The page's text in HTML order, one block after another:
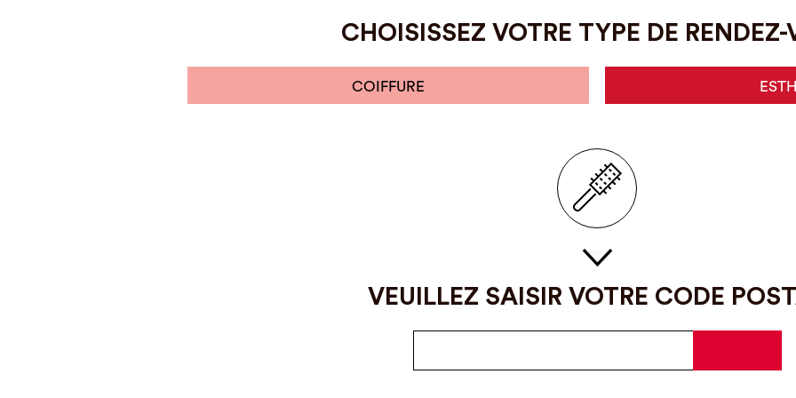
CHOISISSEZ VOTRE TYPE DE RENDEZ-
COIFFURE
VEUILLEZ SAISIR VOTRE CODE